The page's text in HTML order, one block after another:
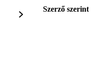
Szerző szerint